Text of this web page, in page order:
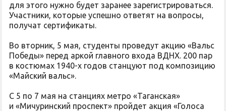
для этого нужно будет заранее зарегистрироваться.
Участники, которые успешно ответят на вопросы,
получат сертификаты.
Во вторник, 5 мая, студенты проведут акцию «Вальс
Победы» перед аркой главного входа ВДНХ. 200 пар
в костюмах 1940-х годов станцуют под композицию
«Майский вальс».
С 5 по 7 мая на станциях метро «Таганская»
и «Мичуринский проспект» пройдет акция «Голоса